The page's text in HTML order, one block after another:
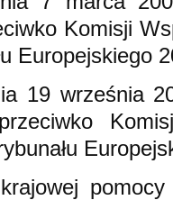
Komisji
Europejskiego
19 września